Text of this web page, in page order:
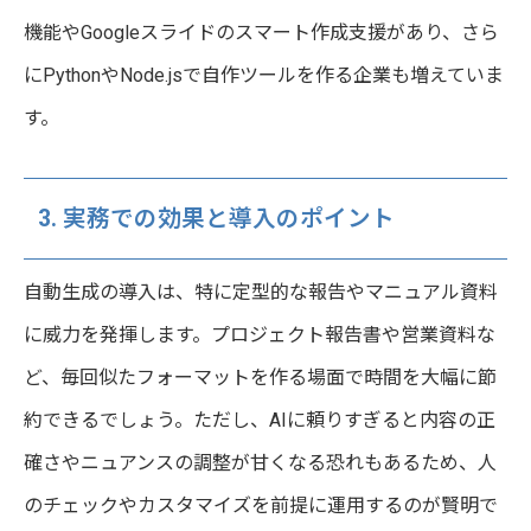
機能やGoogleスライドのスマート作成支援があり、さら
にPythonやNode.jsで自作ツールを作る企業も増えていま
す。
3. 実務での効果と導入のポイント
自動生成の導入は、特に定型的な報告やマニュアル資料
に威力を発揮します。プロジェクト報告書や営業資料な
ど、毎回似たフォーマットを作る場面で時間を大幅に節
約できるでしょう。ただし、AIに頼りすぎると内容の正
確さやニュアンスの調整が甘くなる恐れもあるため、人
のチェックやカスタマイズを前提に運用するのが賢明で